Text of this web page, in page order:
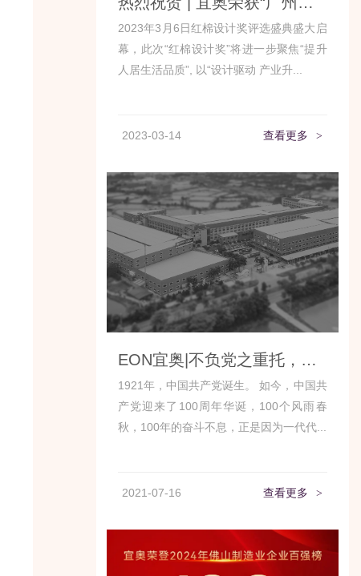
2023年3月6日红棉设计奖评选盛典盛大启
幕，此次“红棉设计奖”将进一步聚焦“提升
人居生活品质”, 以“设计驱动 产业升...
2023-03-14 查看更多 >
EON宜奥|不负党之重托，为民幸福筑梦
1921年，中国共产党诞生。 如今，中国共
产党迎来了100周年华诞，100个风雨春
秋，100年的奋斗不息，正是因为一代代...
2021-07-16 查看更多 >